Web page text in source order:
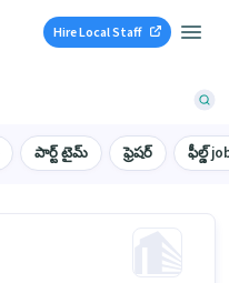
Hire Local Staff
పార్ట్ టైమ్ ఫ్రెషర్ ఫీల్డ్